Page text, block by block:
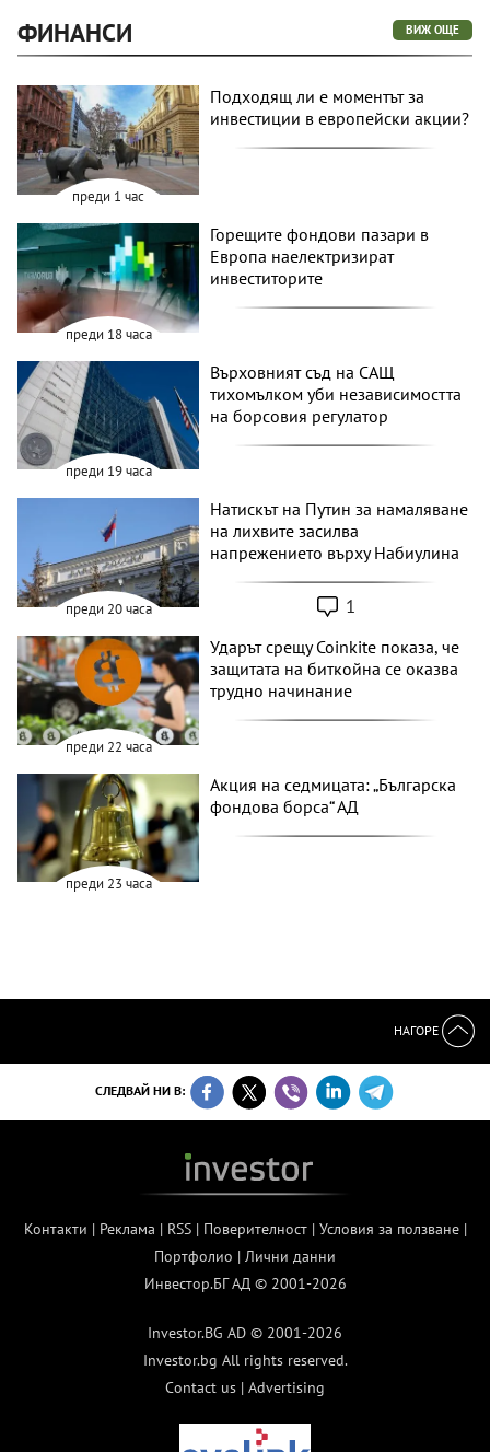
ФИНАНСИ ВИЖ ОЩЕ
преди 1 час
Подходящ ли е моментът за
инвестиции в европейски акции?
преди 18 часа
Горещите фондови пазари в
Европа наелектризират
инвеститорите
преди 19 часа
Върховният съд на САЩ
тихомълком уби независимостта
на борсовия регулатор
преди 20 часа
Натискът на Путин за намаляване
на лихвите засилва
напрежението върху Набиулина
1
преди 22 часа
Ударът срещу Coinkite показа, че
защитата на биткойна се оказва
трудно начинание
преди 23 часа
Акция на седмицата: „Българска
фондова борса“ АД
НАГОРЕ
СЛЕДВАЙ НИ В:
Контакти | Реклама | RSS| Поверителност| Условия за ползване|
Портфолио | Лични данни
Инвестор.БГ АД © 2001-2026
Investor.BG AD © 2001-2026
Investor.bg All rights reserved.
Contact us | Advertising